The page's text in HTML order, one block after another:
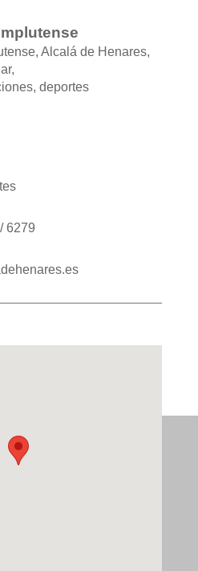
Alcalá de Henares,
deportes
6279